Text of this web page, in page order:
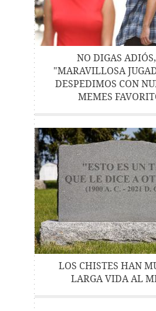
NO DIGAS
"MARAVILLOSA
DESPEDIMOS CON
MEMES
LOS CHISTES HAN
LARGA VIDA AL